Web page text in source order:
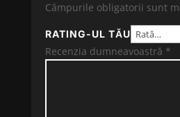
Câmpurile obligatorii sunt
RATING-UL TĂU
Recenzia dumneavoastră *